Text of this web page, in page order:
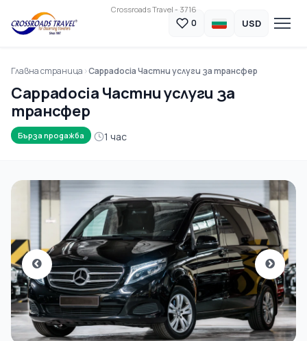
Crossroads Travel - 3716
0 USD
Главна страница Cappadocia Частни услуги за трансфер
Cappadocia Частни услуги за
трансфер
Бърза продажба 1 час